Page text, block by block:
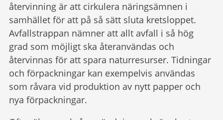
återvinning är att cirkulera näringsämnen i
samhället för att på så sätt sluta kretsloppet.
Avfallstrappan nämner att allt avfall i så hög
grad som möjligt ska återanvändas och
återvinnas för att spara naturresurser. Tidningar
och förpackningar kan exempelvis användas
som råvara vid produktion av nytt papper och
nya förpackningar.